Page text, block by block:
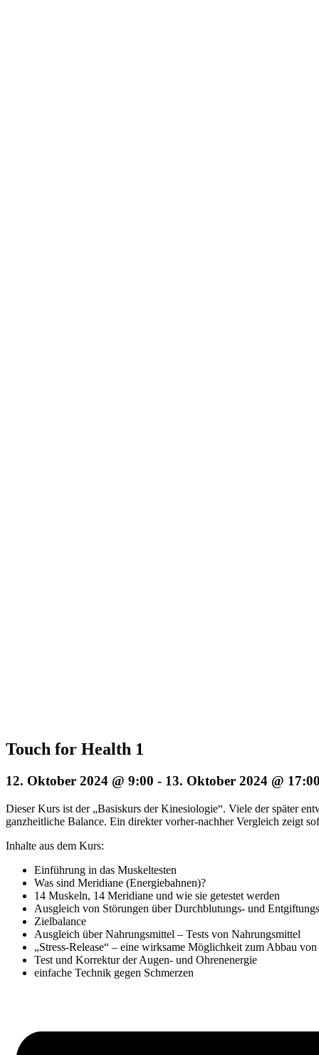
Touch for Health 1
12. Oktober 2024 @ 9:00 - 13. Oktober 2024 @
Dieser Kurs ist der „Basiskurs der Kinesiologie“. Viele der später
ganzheitliche Balance. Ein direkter vorher-nachher Vergleich zeigt
Inhalte aus dem Kurs:
Einführung in das Muskeltesten
Was sind Meridiane (Energiebahnen)?
14 Muskeln, 14 Meridiane und wie sie getestet werden
Ausgleich von Störungen über Durchblutungs- und
Zielbalance
Ausgleich über Nahrungsmittel – Tests von Nahrungsmittel
„Stress-Release“ – eine wirksame Möglichkeit zum Abbau von
Test und Korrektur der Augen- und Ohrenenergie
einfache Technik gegen Schmerzen